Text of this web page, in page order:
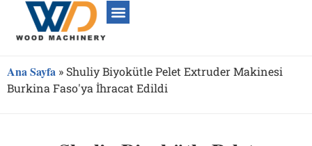
Ana Sayfa » Shuliy Biyokütle Pelet Extruder Makinesi
Burkina Faso'ya İhracat Edildi